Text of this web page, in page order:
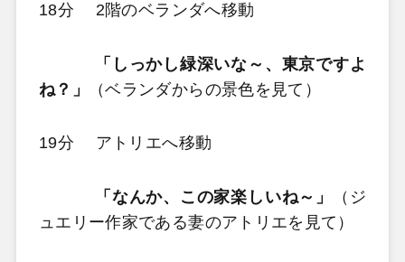
18分 2階のベランダへ移動
「しっかし緑深いな～、東京ですよ
ね？」
（ベランダからの景色を見て）
19分 アトリエへ移動
「なんか、この家楽しいね～」
（ジ
ュエリー作家である妻のアトリエを見て）